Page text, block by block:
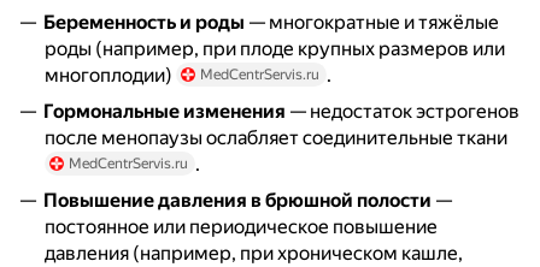
Беременность и роды — многократные и тяжёлые
роды (например, при плоде крупных размеров или
многоплодии)
MedCentrServis.ru .
Гормональные изменения — недостаток эстрогенов
после менопаузы ослабляет соединительные ткани
MedCentrServis.ru .
Повышение давления в брюшной полости —
постоянное или периодическое повышение
давления (например, при хроническом кашле,